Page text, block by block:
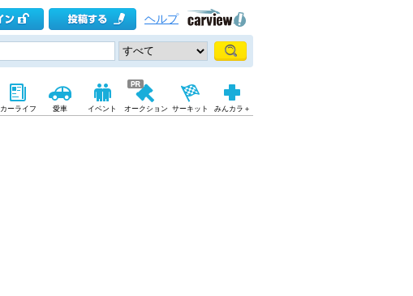
ヘルプ
カーライフ 愛車 イベント オークション サーキット みんカラ＋